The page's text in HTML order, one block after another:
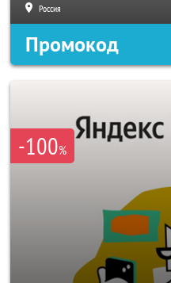
Россия
Промокод
-100%